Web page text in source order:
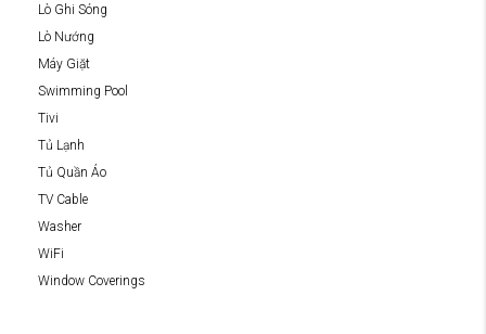
Lò Ghi Sóng
Lò Nướng
Máy Giặt
Swimming Pool
Tivi
Tủ Lạnh
Tủ Quần Áo
TV Cable
Washer
WiFi
Window Coverings